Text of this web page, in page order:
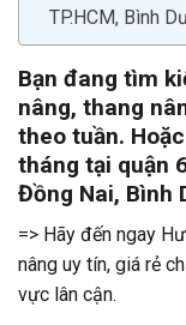
TP.HCM, Bình
Bạn đang tìm
nâng, thang
theo tuần.
tháng tại quận
Đồng Nai, Bình
=> Hãy đến ngay
nâng uy tín, giá rẻ
vực lân cận.